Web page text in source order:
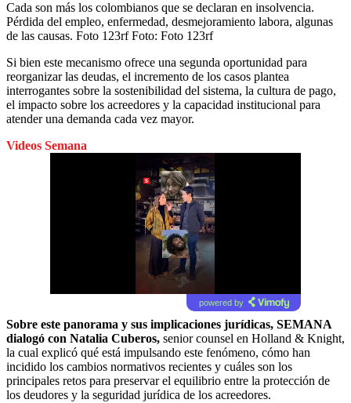
Cada son más los colombianos que se declaran en insolvencia.
Pérdida del empleo, enfermedad, desmejoramiento labora, algunas
de las causas. Foto 123rfFoto: Foto 123rf
Si bien este mecanismo ofrece una segunda oportunidad para
reorganizar las deudas, el incremento de los casos plantea
interrogantes sobre la sostenibilidad del sistema, la cultura de pago,
el impacto sobre los acreedores y la capacidad institucional para
atender una demanda cada vez mayor.
Videos Semana
powered by
Sobre este panorama y sus implicaciones jurídicas, SEMANA
dialogó con Natalia Cuberos, senior counsel en Holland & Knight,
la cual explicó qué está impulsando este fenómeno, cómo han
incidido los cambios normativos recientes y cuáles son los
principales retos para preservar el equilibrio entre la protección de
los deudores y la seguridad jurídica de los acreedores.